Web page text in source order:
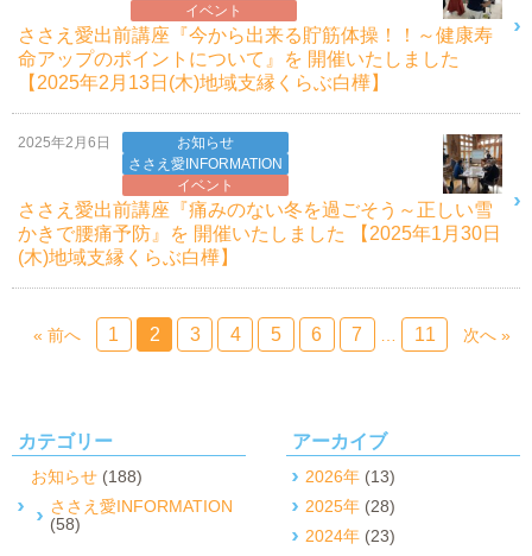
イベント
ささえ愛出前講座『今から出来る貯筋体操！！～健康寿
命アップのポイントについて』を 開催いたしました
【2025年2月13日(木)地域支縁くらぶ白樺】
2025年2月6日
お知らせ
ささえ愛INFORMATION
イベント
ささえ愛出前講座『痛みのない冬を過ごそう～正しい雪
かきで腰痛予防』を 開催いたしました 【2025年1月30日
(木)地域支縁くらぶ白樺】
« 前へ 1 2 3 4 5 6 7 … 11 次へ »
カテゴリー
お知らせ (188)
ささえ愛INFORMATION
(58)
アーカイブ
2026年 (13)
2025年 (28)
2024年 (23)